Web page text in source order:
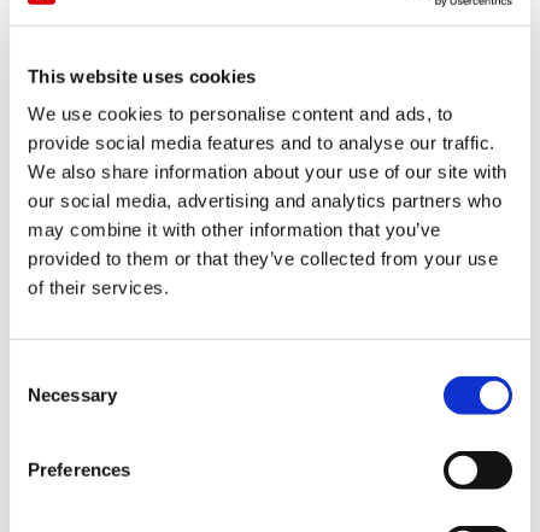
This website uses cookies
We use cookies to personalise content and ads, to
provide social media features and to analyse our traffic.
We also share information about your use of our site with
our social media, advertising and analytics partners who
may combine it with other information that you’ve
provided to them or that they’ve collected from your use
of their services.
Necessary
Preferences
距离通往海外的西日本大门“关西国际机场”以及被登录为世界遗
产的高野山1个小时，更是位于西国33处循礼的第三番札所，创
建770年的“粉河寺”大门前的旅馆。
提供和歌山县的本地海产“云纹石斑鱼锅”和以本地纪之川市采摘
的时令蔬菜为主的养生乡土料理。既有大浴池也有房间浴室，可
以轻松享受悠闲时光。
行于"Tonmaka大街" 。
"本祭礼“会举行神舆启行仪式，可以看到400名跨在马上摆出武
者姿势的稚儿组成的队列，非常壮观。